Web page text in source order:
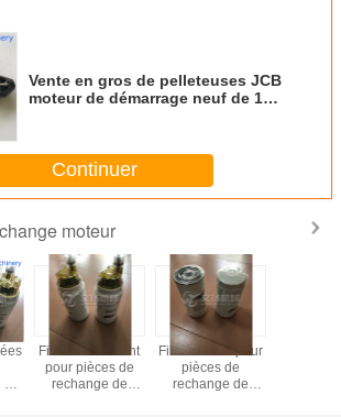
Vente en gros de pelleteuses JCB
moteur de démarrage neuf de 12
Continuer
moteur
à
Filtre à carburant
pour pièces de
rechange de
Filtre à huile pour
pièces de
rechange de